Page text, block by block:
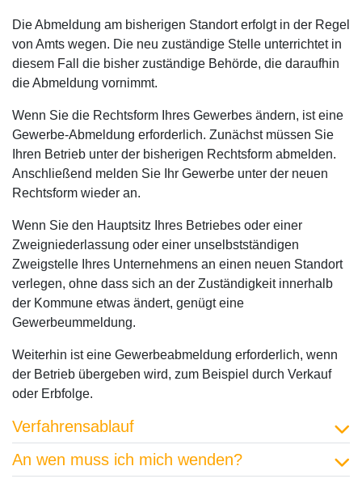
Die Abmeldung am bisherigen Standort erfolgt in der Regel
von Amts wegen. Die neu zuständige Stelle unterrichtet in
diesem Fall die bisher zuständige Behörde, die daraufhin
die Abmeldung vornimmt.
Wenn Sie die Rechtsform Ihres Gewerbes ändern, ist eine
Gewerbe-Abmeldung erforderlich. Zunächst müssen Sie
Ihren Betrieb unter der bisherigen Rechtsform abmelden.
Anschließend melden Sie Ihr Gewerbe unter der neuen
Rechtsform wieder an.
Wenn Sie den Hauptsitz Ihres Betriebes oder einer
Zweigniederlassung oder einer unselbstständigen
Zweigstelle Ihres Unternehmens an einen neuen Standort
verlegen, ohne dass sich an der Zuständigkeit innerhalb
der Kommune etwas ändert, genügt eine
Gewerbeummeldung.
Weiterhin ist eine Gewerbeabmeldung erforderlich, wenn
der Betrieb übergeben wird, zum Beispiel durch Verkauf
oder Erbfolge.
Verfahrensablauf
An wen muss ich mich wenden?